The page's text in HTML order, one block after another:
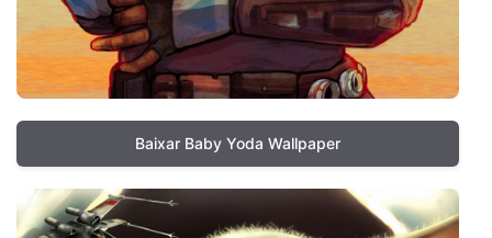
Baixar Baby Yoda Wallpaper